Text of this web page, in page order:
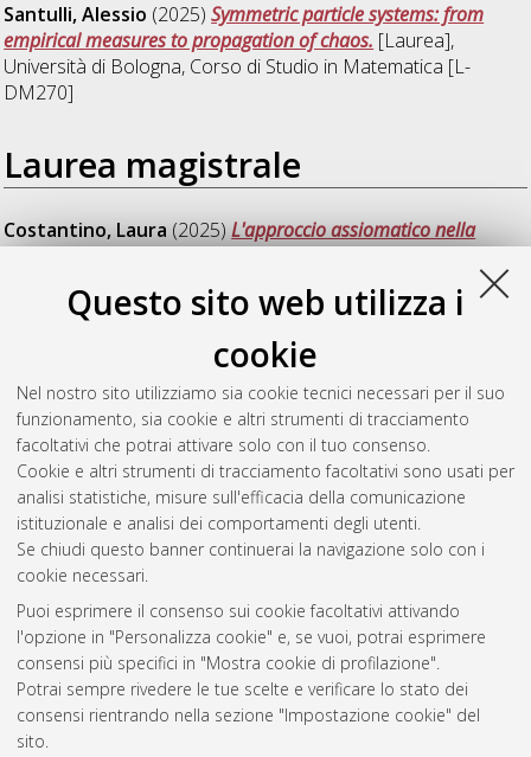
Questo sito web utilizza i
cookie
Nel nostro sito utilizziamo sia cookie tecnici necessari per il suo
funzionamento, sia cookie e altri strumenti di tracciamento
facoltativi che potrai attivare solo con il tuo consenso.
Cookie e altri strumenti di tracciamento facoltativi sono usati per
analisi statistiche, misure sull'efficacia della comunicazione
istituzionale e analisi dei comportamenti degli utenti.
Se chiudi questo banner continuerai la navigazione solo con i
cookie necessari.
Puoi esprimere il consenso sui cookie facoltativi attivando
l'opzione in "Personalizza cookie" e, se vuoi, potrai esprimere
consensi più specifici in "Mostra cookie di profilazione".
Potrai sempre rivedere le tue scelte e verificare lo stato dei
consensi rientrando nella sezione "Impostazione cookie" del
sito.
Santulli, Alessio (2025)Symmetric particle systems: from
empirical measures to propagation of chaos. [Laurea],
Università di Bologna, Corso di Studio in Matematica [L-
DM270]
Laurea magistrale
Costantino, Laura (2025)L'approccio assiomatico nella
Documento ad accesso riservato.
(2025)Mean-Field Control and Neural
Constraints. [Laurea magistrale], Università di Bologna, Corso
di Studio inMatematica [LM-DM270], Documento ad accesso
riservato.
Questa lista e' stata generata ilSat Aug 8 12:39:07 2026
CEST
Atom
Rss 1.0
Rss 2.0